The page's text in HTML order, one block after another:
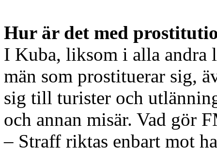
Hur är det med
I Kuba, liksom i alla andra
män som prostituerar sig,
sig till turister och
och annan misär. Vad gör
– Straff riktas enbart mot